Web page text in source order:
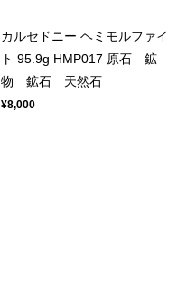
カルセドニー ヘミモルファイ
ト 95.9g HMP017 原石 鉱
物 鉱石 天然石
¥8,000